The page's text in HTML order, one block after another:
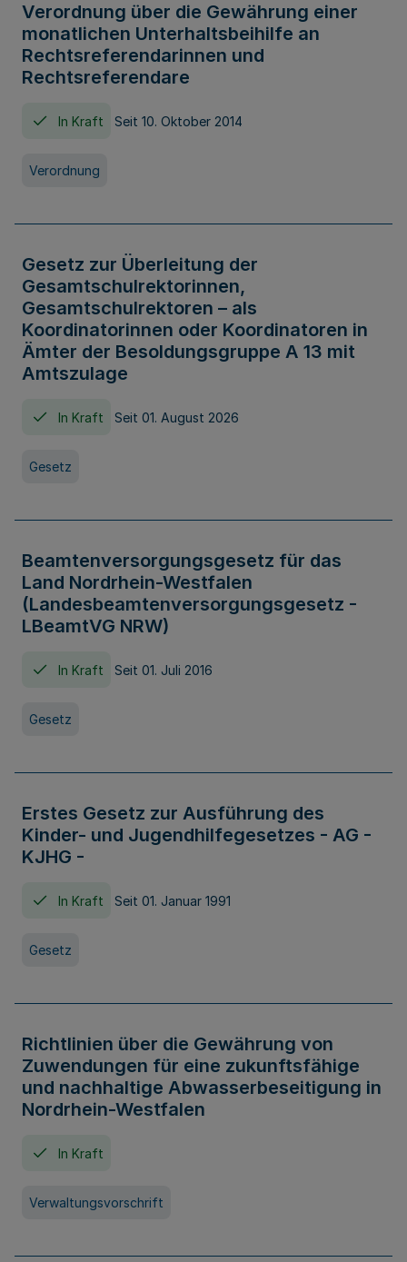
Verordnung über die Gewährung einer
monatlichen Unterhaltsbeihilfe an
Rechtsreferendarinnen und
Rechtsreferendare
In Kraft Seit 10. Oktober 2014
Verordnung
Gesetz zur Überleitung der
Gesamtschulrektorinnen,
Gesamtschulrektoren – als
Koordinatorinnen oder Koordinatoren in
Ämter der Besoldungsgruppe A 13 mit
Amtszulage
In Kraft Seit 01. August 2026
Gesetz
Beamtenversorgungsgesetz für das
Land Nordrhein-Westfalen
(Landesbeamtenversorgungsgesetz -
LBeamtVG NRW)
In Kraft Seit 01. Juli 2016
Gesetz
Erstes Gesetz zur Ausführung des
Kinder- und Jugendhilfegesetzes - AG -
KJHG -
In Kraft Seit 01. Januar 1991
Gesetz
Richtlinien über die Gewährung von
Zuwendungen für eine zukunftsfähige
und nachhaltige Abwasserbeseitigung in
Nordrhein-Westfalen
In Kraft
Verwaltungsvorschrift